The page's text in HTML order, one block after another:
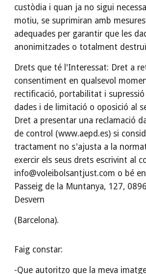
custòdia i quan ja no sigui
motiu, se suprimiran amb
adequades per garantir que les
anonimitzades o totalment
Drets que té l'Interessat: Dret a
consentiment en qualsevol
rectificació, portabilitat i supressió
dades i de limitació o oposició al
Dret a presentar una reclamació
de control (www.aepd.es) si
tractament no s'ajusta a la
exercir els seus drets escrivint al
info@voleibolsantjust.com o bé
Passeig de la Muntanya, 127,
Desvern
(Barcelona).
Faig constar:
-Que autoritzo que la meva